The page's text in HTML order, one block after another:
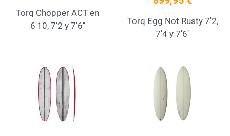
Torq Chopper ACT en
6'10, 7'2 y 7'6''
Torq Egg Not Rusty 7'2,
7'4 y 7'6''
Add to Wishlist